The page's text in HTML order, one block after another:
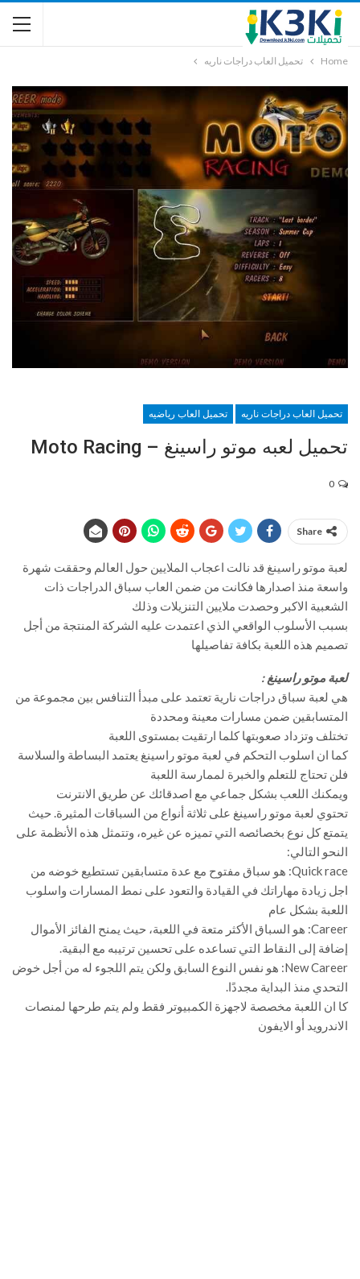
Home تحميل العاب دراجات ناريه
تحميل العاب دراجات ناريه تحميل العاب رياضيه
تحميل لعبه موتو راسينغ – Moto Racing
Share
لعبة موتو راسينغ قد نالت اعجاب الملايين حول العالم وحققت شهرة
واسعة منذ اصدارها فكانت من ضمن العاب سباق الدراجات ذات
الشعبية الاكبر وحصدت ملايين التنزيلات وذلك
بسبب الأسلوب الواقعي الذي اعتمدت عليه الشركة المنتجة من أجل
تصميم هذه اللعبة بكافة تفاصيلها
لعبة موتو راسينغ :
هي لعبة سباق دراجات نارية تعتمد على مبدأ التنافس بين مجموعة من
المتسابقين ضمن مسارات معينة ومحددة
تختلف وتزداد صعوبتها كلما ارتقيت بمستوى اللعبة
كما ان اسلوب التحكم في لعبة موتو راسينغ يعتمد البساطة والسلاسة
فلن تحتاج للتعلم والخبرة لممارسة اللعبة
ويمكنك اللعب بشكل جماعي مع اصدقائك عن طريق الانترنت
تحتوي لعبة موتو راسينغ على ثلاثة أنواع من السباقات المثيرة. حيث
يتمتع كل نوع بخصائصه التي تميزه عن غيره، وتتمثل هذه الأنظمة على
النحو التالي:
Quick race: هو سباق مفتوح مع عدة متسابقين تستطيع خوضه من
اجل زيادة مهاراتك في القيادة والتعود على نمط المسارات واسلوب
اللعبة بشكل عام
Career: هو السباق الأكثر متعة في اللعبة، حيث يمنح الفائز الأموال
إضافة إلى النقاط التي تساعده على تحسين ترتيبه مع البقية.
New Career: هو نفس النوع السابق ولكن يتم اللجوء له من أجل خوض
التحدي منذ البداية مجددًا.
كا ان اللعبة مخصصة لاجهزة الكمبيوتر فقط ولم يتم طرحها لمنصات
الاندرويد أو الايفون